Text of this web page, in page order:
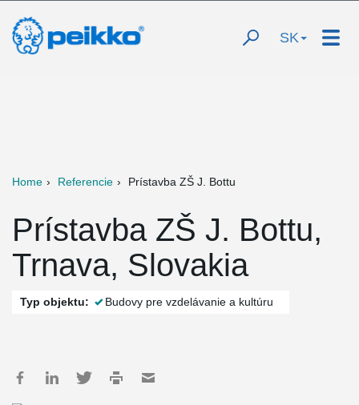
SK
Home Referencie Prístavba ZŠ J. Bottu
Prístavba ZŠ J. Bottu,
Trnava, Slovakia
Typ objektu: Budovy pre vzdelávanie a kultúru